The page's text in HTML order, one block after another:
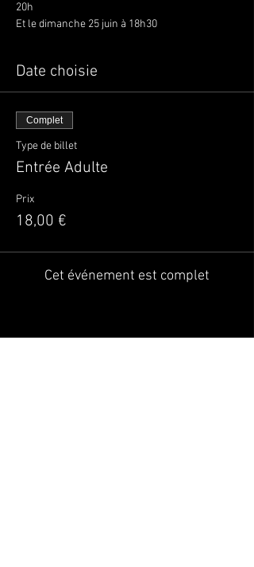
20h
Et le dimanche 25 juin à 18h30
Date choisie
Complet
Type de billet
Entrée Adulte
Prix
18,00 €
Cet événement est complet